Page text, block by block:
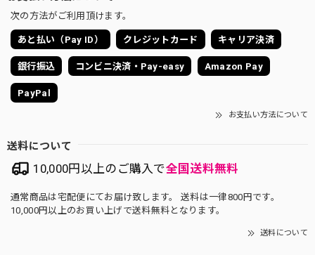
次の方法がご利用頂けます。
あと払い（Pay ID） クレジットカード キャリア決済
銀行振込 コンビニ決済・Pay-easy Amazon Pay
PayPal
お支払い方法について
送料について
10,000円以上のご購入で全国送料無料
通常商品は宅配便にてお届け致します。 送料は一律800円です。
10,000円以上のお買い上げで送料無料となります。
送料について